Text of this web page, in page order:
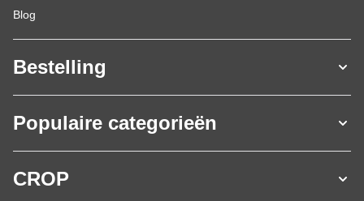
Blog
Bestelling
Populaire categorieën
CROP